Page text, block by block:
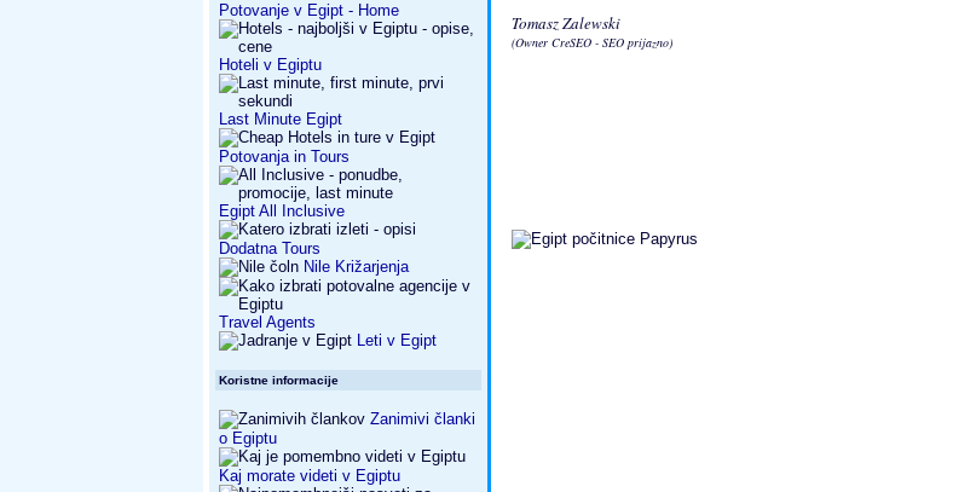
Potovanje v Egipt - Home
Hoteli v Egiptu
Last Minute Egipt
Potovanja in Tours
Egipt All Inclusive
Dodatna Tours
Nile Križarjenja
Travel Agents
Leti v Egipt
Koristne informacije
Zanimivi članki
o Egiptu
Kaj morate videti v Egiptu
Tomasz Zalewski
(Owner CreSEO - SEO prijazno)